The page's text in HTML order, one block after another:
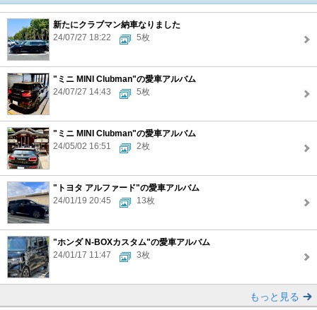
新たにクラブマン納車なりました
24/07/27 18:22
5枚
"ミニ MINI Clubman"の愛車アルバム
24/07/27 14:43
5枚
"ミニ MINI Clubman"の愛車アルバム
24/05/02 16:51
2枚
"トヨタ アルファード"の愛車アルバム
24/01/19 20:45
13枚
"ホンダ N-BOXカスタム"の愛車アルバム
24/01/17 11:47
3枚
もっと見る